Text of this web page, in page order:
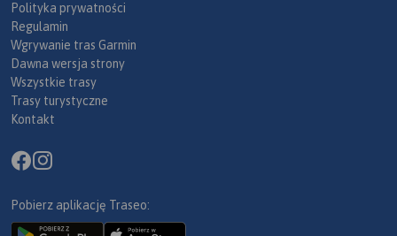
Polityka prywatności
Regulamin
Wgrywanie tras Garmin
Dawna wersja strony
Wszystkie trasy
Trasy turystyczne
Kontakt
Pobierz aplikację Traseo: